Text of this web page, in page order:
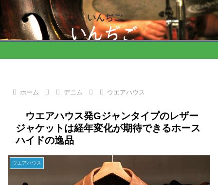
いんぢご
ホーム デニム ウエアハウス
ウエアハウス発Gジャンタイプのレザー
ジャケットは経年変化が期待できるホース
ハイドの逸品
ウエアハウス